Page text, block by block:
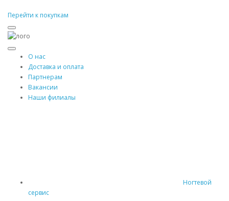
Перейти к покупкам
О нас
Доставка и оплата
Партнерам
Вакансии
Наши филиалы
Ногтевой
сервис